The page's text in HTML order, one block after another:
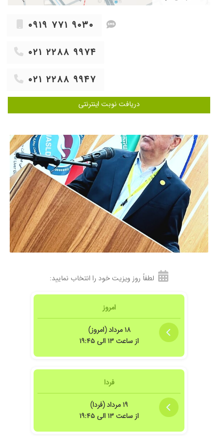
،بایکبار ویزیت درمان شدم الان ۱۱روز ک قرص
میخورم ۱۰۰درصدجواب گرفتم.واقعا ازشون ممنونم
مشکل گوارشی بوده و الان خیلی راضی هستم ۱۴۰۰/۰۴/۲۳
۱۳۹۹/۱۱/۲۸
در مورد معده وروده شکم درد
زخم معده با تشکر از آقای دکتر ۱۴۰۰/۰۸/۰۴
بسیار عالی هستند ۱۴۰۰/۰۵/۱۱
دکترخیلی خوبیه ۱۳۹۹/۰۹/۰۴
کار درست و عالی حرف نداره با تجربه و کار بلد ۱۴۰۴/۰۸/۰۷
مشکل معده ۱۴۰۳/۰۳/۱۲
دکتربسیارخوبی هستن هم ازااخلاق هم ازتجربه ۱۴۰۳/۰۴/۰۲
۱۴۰۴/۰۷/۱۶
عالی بودن ۱۴۰۴/۰۴/۱۰
مثل همیشه عالی ۱۴۰۴/۰۸/۲۷
منکه راضی ام با یه نسخه خوب شدم
مادرم مشکل درد معده داشت آقای دکتر واقعا
دمشون گرم همه چیزو سعی میکنه بررسی کنه بعد
نظر بده و آندوسکوپی و کولونوسکوپی انجام دادن
و در کل همینجوری نظر نمیدن و این خیلی عالیه
پلیپ معده داشتن که برداشتن
عدم رضایت
۱۴۰۰/۰۲/۲۵
بسیاااااار عالی و با حوصله
نمونه برداری انجام دادم
زخم معده داشتم و درمان شدم الان راضیم
نمیدونم بار اول ۱۴۰۳/۰۷/۲۱
۰۹۱۹ ۷۷۱ ۹۰۳۰
۰۲۱ ۲۲۸۸ ۹۹۷۴
۰۲۱ ۲۲۸۸ ۹۹۴۷
دریافت نوبت اینترنتی
لطفاً روز ویزیت خود را انتخاب نمایید:
امروز
۱۸ مرداد (امروز)
از ساعت ۱۳ الی ۱۹:۴۵
فردا
۱۹ مرداد (فردا)
از ساعت ۱۳ الی ۱۹:۴۵